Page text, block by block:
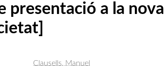
presentació a la
Clausells, Manuel